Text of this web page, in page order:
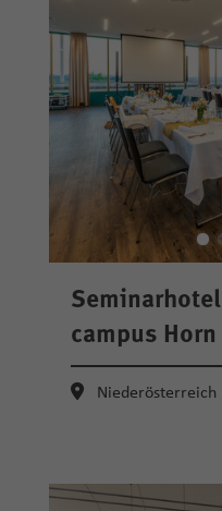
Seminarhotel
campus Horn
Niederösterreich